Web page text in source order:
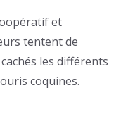
et
tentent de
les différents
coquines.